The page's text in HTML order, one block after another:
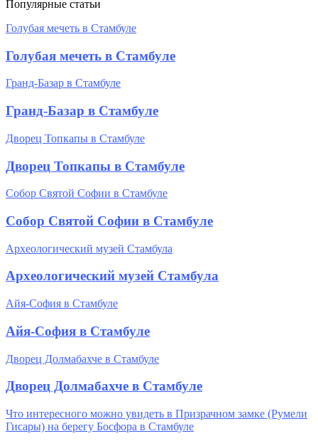
Популярные статьи
Голубая мечеть в Стамбуле
Голубая мечеть в Стамбуле
Гранд-Базар в Стамбуле
Гранд-Базар в Стамбуле
Дворец Топкапы в Стамбуле
Дворец Топкапы в Стамбуле
Собор Святой Софии в Стамбуле
Собор Святой Софии в Стамбуле
Археологический музей Стамбула
Археологический музей Стамбула
Айя-София в Стамбуле
Айя-София в Стамбуле
Дворец Долмабахче в Стамбуле
Дворец Долмабахче в Стамбуле
Что интересного можно увидеть в Призрачном замке (Румели
Гисары) на берегу Босфора в Стамбуле